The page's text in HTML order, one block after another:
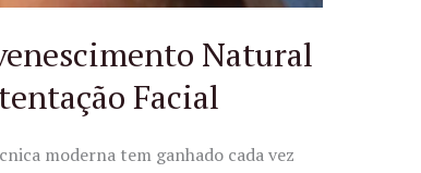
Natural
Facial
moderna tem ganhado cada vez